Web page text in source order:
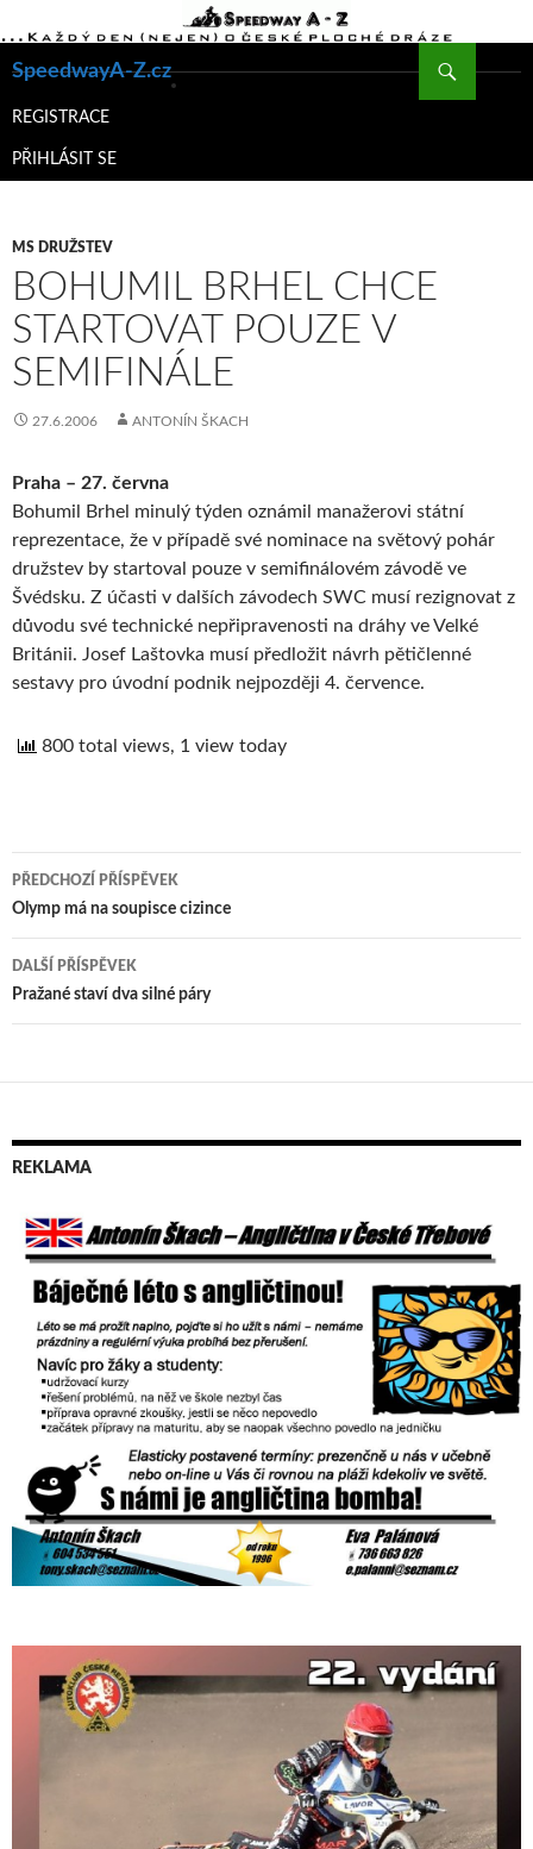
SpeedwayA-Z.cz
K
WEBU
REGISTRACE
PŘIHLÁSIT SE
MS DRUŽSTEV
BOHUMIL BRHEL CHCE
STARTOVAT POUZE V
SEMIFINÁLE
27.6.2006 ANTONÍN ŠKACH
Praha – 27. června
Bohumil Brhel minulý týden oznámil manažerovi státní
reprezentace, že v případě své nominace na světový pohár
družstev by startoval pouze v semifinálovém závodě ve
Švédsku. Z účasti v dalších závodech SWC musí rezignovat z
důvodu své technické nepřipravenosti na dráhy ve Velké
Británii. Josef Laštovka musí předložit návrh pětičlenné
sestavy pro úvodní podnik nejpozději 4. července.
800 total views, 1 view today
Navigace
pro
příspěvek
PŘEDCHOZÍ PŘÍSPĚVEK
Olymp má na soupisce cizince
DALŠÍ PŘÍSPĚVEK
Pražané staví dva silné páry
REKLAMA